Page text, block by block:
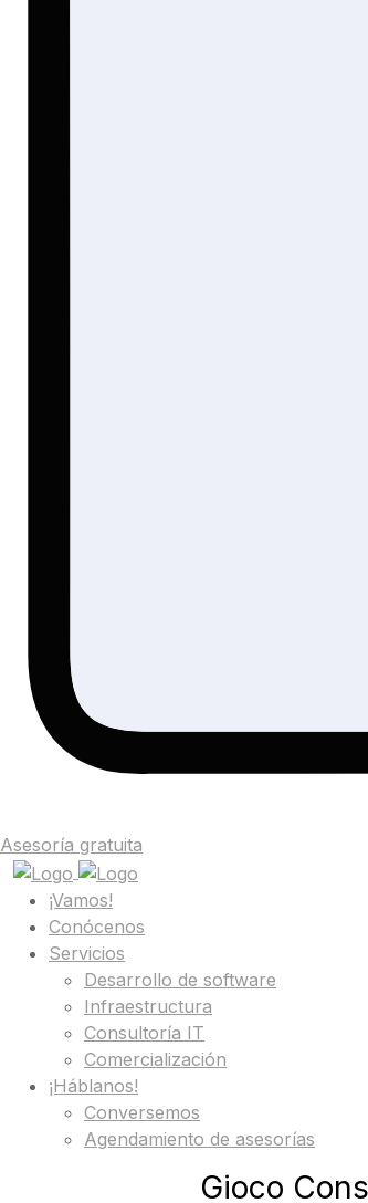
Asesoría gratuita
¡Vamos!
Conócenos
Servicios
Desarrollo de software
Infraestructura
Consultoría IT
Comercialización
¡Háblanos!
Conversemos
Agendamiento de asesorías
Gioco